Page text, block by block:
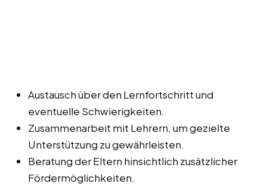
Austausch über den Lernfortschritt und
eventuelle Schwierigkeiten.
Zusammenarbeit mit Lehrern, um gezielte
Unterstützung zu gewährleisten.
Beratung der Eltern hinsichtlich zusätzlicher
Fördermöglichkeiten.